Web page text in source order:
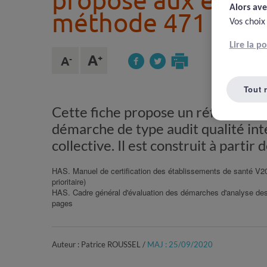
méthode 471
Cette fiche propose un
démarche de type audit qualité
collective. Il est construit à partir
HAS. Manuel de certification des établissements de santé
prioritaire)
HAS. Cadre général d'évaluation des démarches d'analyse
pages
Auteur : Patrice ROUSSEL / MAJ : 25/09/2020
Alors
Vos
Lire la
Tout